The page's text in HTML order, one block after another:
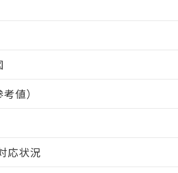
値）
応状況